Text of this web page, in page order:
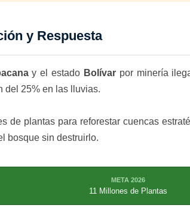
y Respuesta
y el estado Bolívarpor minería
del 25% en las lluvias.
de plantas para reforestar cuencas
bosque sin destruirlo.
META 2026
11 Millones de Plantas